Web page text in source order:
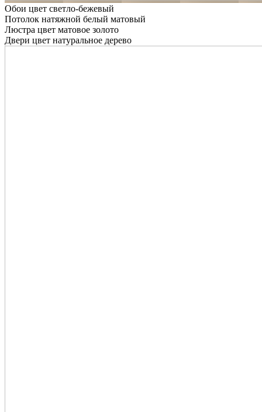
Обои цвет светло-бежевый
Потолок натяжной белый матовый
Люстра цвет матовое золото
Двери цвет натуральное дерево